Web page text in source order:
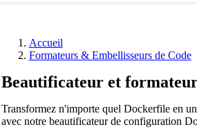
Accueil
Formateurs & Embellisseurs de Code
Beautificateur et
Transformez n'importe quel Dockerfile en
avec notre beautificateur de configuration